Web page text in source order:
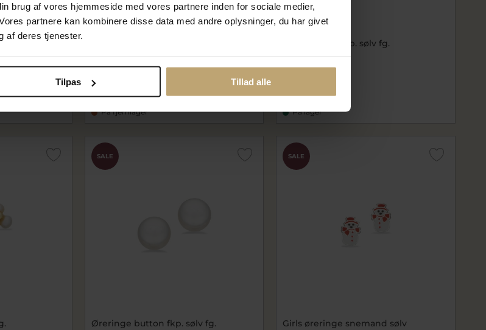
brug af vores hjemmeside med vores partnere inden for sociale medier,
partnere kan kombinere disse data med andre oplysninger, du har givet
af deres tjenester.
Tilpas Tillad alle
sølv
sc165452
236,00 kr
På fjernlager
Øreringe 4 x fkp. sølv fg.
sc165392
På lager
SALE
Øreringe button fkp. sølv fg.
SALE
Girls øreringe snemand sølv